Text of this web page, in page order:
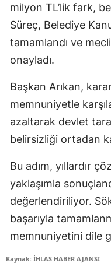
milyon TL’lik fark,
Süreç, Belediye
tamamlandı ve
onayladı.
Başkan Arıkan,
memnuniyetle
azaltarak devlet
belirsizliği ortadan
Bu adım, yıllardır
yaklaşımla
değerlendiriliyor.
başarıyla
memnuniyetini dile
Kaynak: İHLAS HABER AJANSI